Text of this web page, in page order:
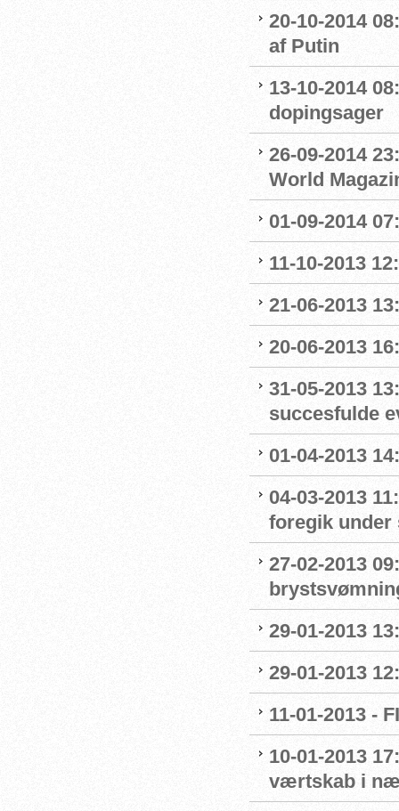
20-10-2014
af Putin
13-10-2014
dopingsager
26-09-2014
World
01-09-2014
11-10-2013
21-06-2013
20-06-2013
31-05-2013
succesfulde
01-04-2013
04-03-2013
foregik under
27-02-2013
29-01-2013
29-01-2013
11-01-2013 -
10-01-2013
værtskab i